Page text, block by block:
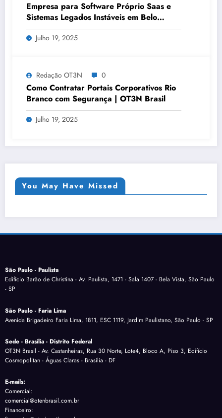
Empresa para Software Próprio Saas e
Sistemas Legados Instáveis em Belo
Horizonte | OT3N Brasil – Guia 3449
Julho 19, 2025
Redação OT3N 0
Como Contratar Portais Corporativos Rio
Branco com Segurança | OT3N Brasil
Julho 19, 2025
You May Have Missed
São Paulo - Paulista
Edifício Barão de Christina - Av. Paulista, 1471 - Sala 1407 - Bela Vista, São Paulo
- SP
São Paulo - Faria Lima
Avenida Brigadeiro Faria Lima, 1811, ESC 1119, Jardim Paulistano, São Paulo - SP
Sede - Brasília - Distrito Federal
OT3N Brasil - Av. Castanheiras, Rua 30 Norte, Lote4, Bloco A, Piso 3, Edifício
Cosmopolitan - Águas Claras - Brasília - DF
E-mails:
Comercial:
comercial@otenbrasil.com.br
Financeiro: